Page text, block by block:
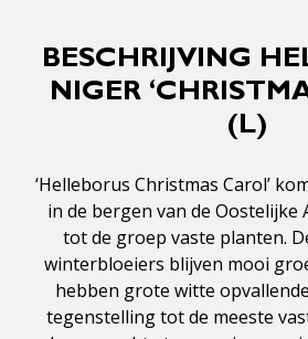
BESCHRIJVING
NIGER
(L)
‘Helleborus Christmas Carol’
in de bergen van de Oostelijke
tot de groep vaste planten.
winterbloeiers blijven mooi
hebben grote witte
tegenstelling tot de meeste